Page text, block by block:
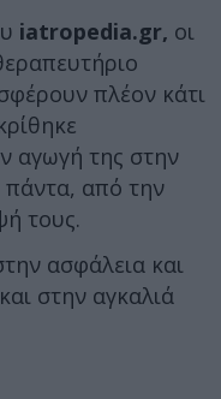
iatropedia.gr, οι
πλέον κάτι
αγωγή της στην
πάντα, από την
τους.
ασφάλεια και
στην αγκαλιά